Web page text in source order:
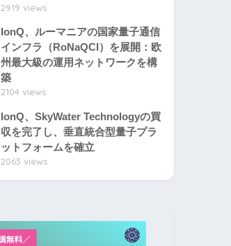
2919 views
IonQ、ルーマニアの国家量子通信
インフラ（RoNaQCI）を展開：欧
州最大級の運用ネットワークを構
築
2104 views
IonQ、SkyWater Technologyの買
収を完了し、垂直統合型量子プラ
ットフォームを確立
2063 views